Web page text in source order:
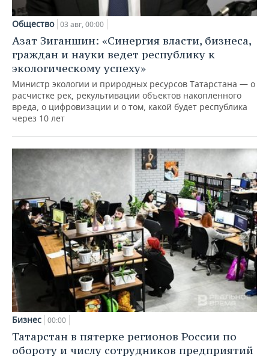
Общество 03 авг, 00:00
Азат Зиганшин: «Синергия власти, бизнеса,
граждан и науки ведет республику к
экологическому успеху»
Министр экологии и природных ресурсов Татарстана — о
расчистке рек, рекультивации объектов накопленного
вреда, о цифровизации и о том, какой будет республика
через 10 лет
Бизнес 00:00
Татарстан в пятерке регионов России по
обороту и числу сотрудников предприятий